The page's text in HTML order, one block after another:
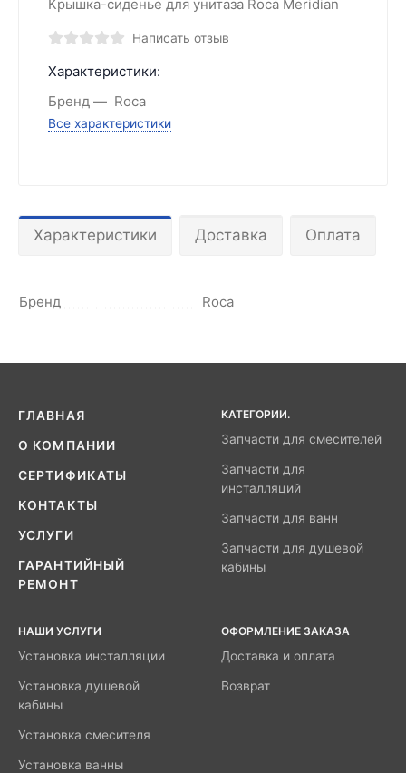
Крышка-сиденье для унитаза Roca Meridian
Написать отзыв
Характеристики:
Бренд
Roca
Все характеристики
Характеристики Доставка Оплата
Бренд Roca
ГЛАВНАЯ
О КОМПАНИИ
СЕРТИФИКАТЫ
КОНТАКТЫ
УСЛУГИ
ГАРАНТИЙНЫЙ
РЕМОНТ
КАТЕГОРИИ.
Запчасти для смесителей
Запчасти для
инсталляций
Запчасти для ванн
Запчасти для душевой
кабины
НАШИ УСЛУГИ
Установка инсталляции
Установка душевой
кабины
Установка смесителя
Установка ванны
ОФОРМЛЕНИЕ ЗАКАЗА
Доставка и оплата
Возврат